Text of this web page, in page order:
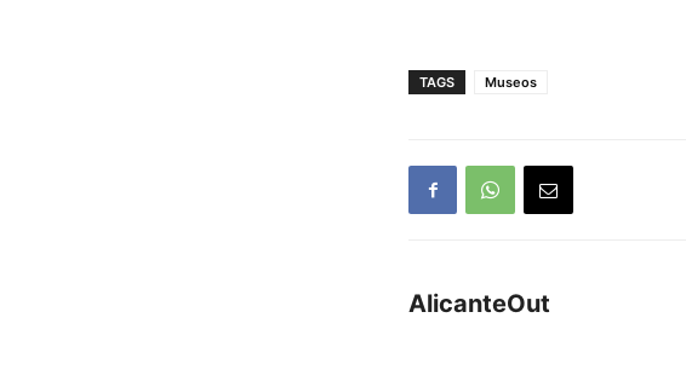
TAGS Museos
AlicanteOut